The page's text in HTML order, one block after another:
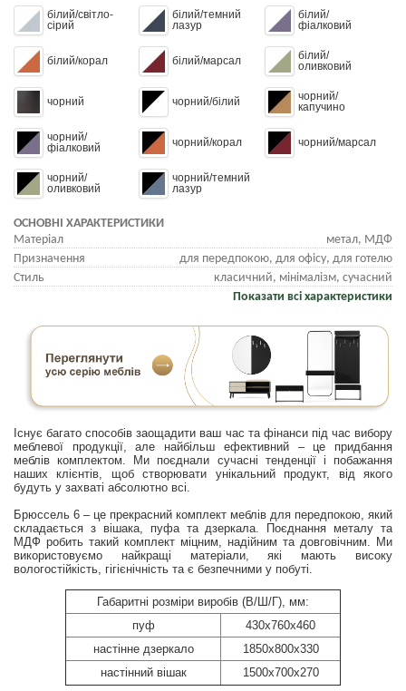
білий/світло-
сірий
білий/темний
лазур
білий/
фіалковий
білий/корал білий/марсал
білий/
оливковий
чорний чорний/білий
чорний/
капучино
чорний/
фіалковий
чорний/корал чорний/марсал
чорний/
оливковий
чорний/темний
лазур
ОСНОВНІ ХАРАКТЕРИСТИКИ
Матеріал
метал, МДФ
Призначення
для передпокою, для офісу, для готелю
Стиль
класичний, мінімалізм, сучасний
Показати всі характеристики
Існує багато способів заощадити ваш час та фінанси під час вибору
меблевої продукції, але найбільш ефективний – це придбання
меблів комплектом. Ми поєднали сучасні тенденції і побажання
наших клієнтів, щоб створювати унікальний продукт, від якого
будуть у захваті абсолютно всі.
Брюссель 6 – це прекрасний комплект меблів для передпокою, який
складається з вішака, пуфа та дзеркала. Поєднання металу та
МДФ робить такий комплект міцним, надійним та довговічним. Ми
використовуємо найкращі матеріали, які мають високу
вологостійкість, гігієнічність та є безпечними у побуті.
Габаритні розміри виробів (В/Ш/Г), мм:
пуф
430x760x460
настінне дзеркало
1850x800x330
настінний вішак
1500х700х270